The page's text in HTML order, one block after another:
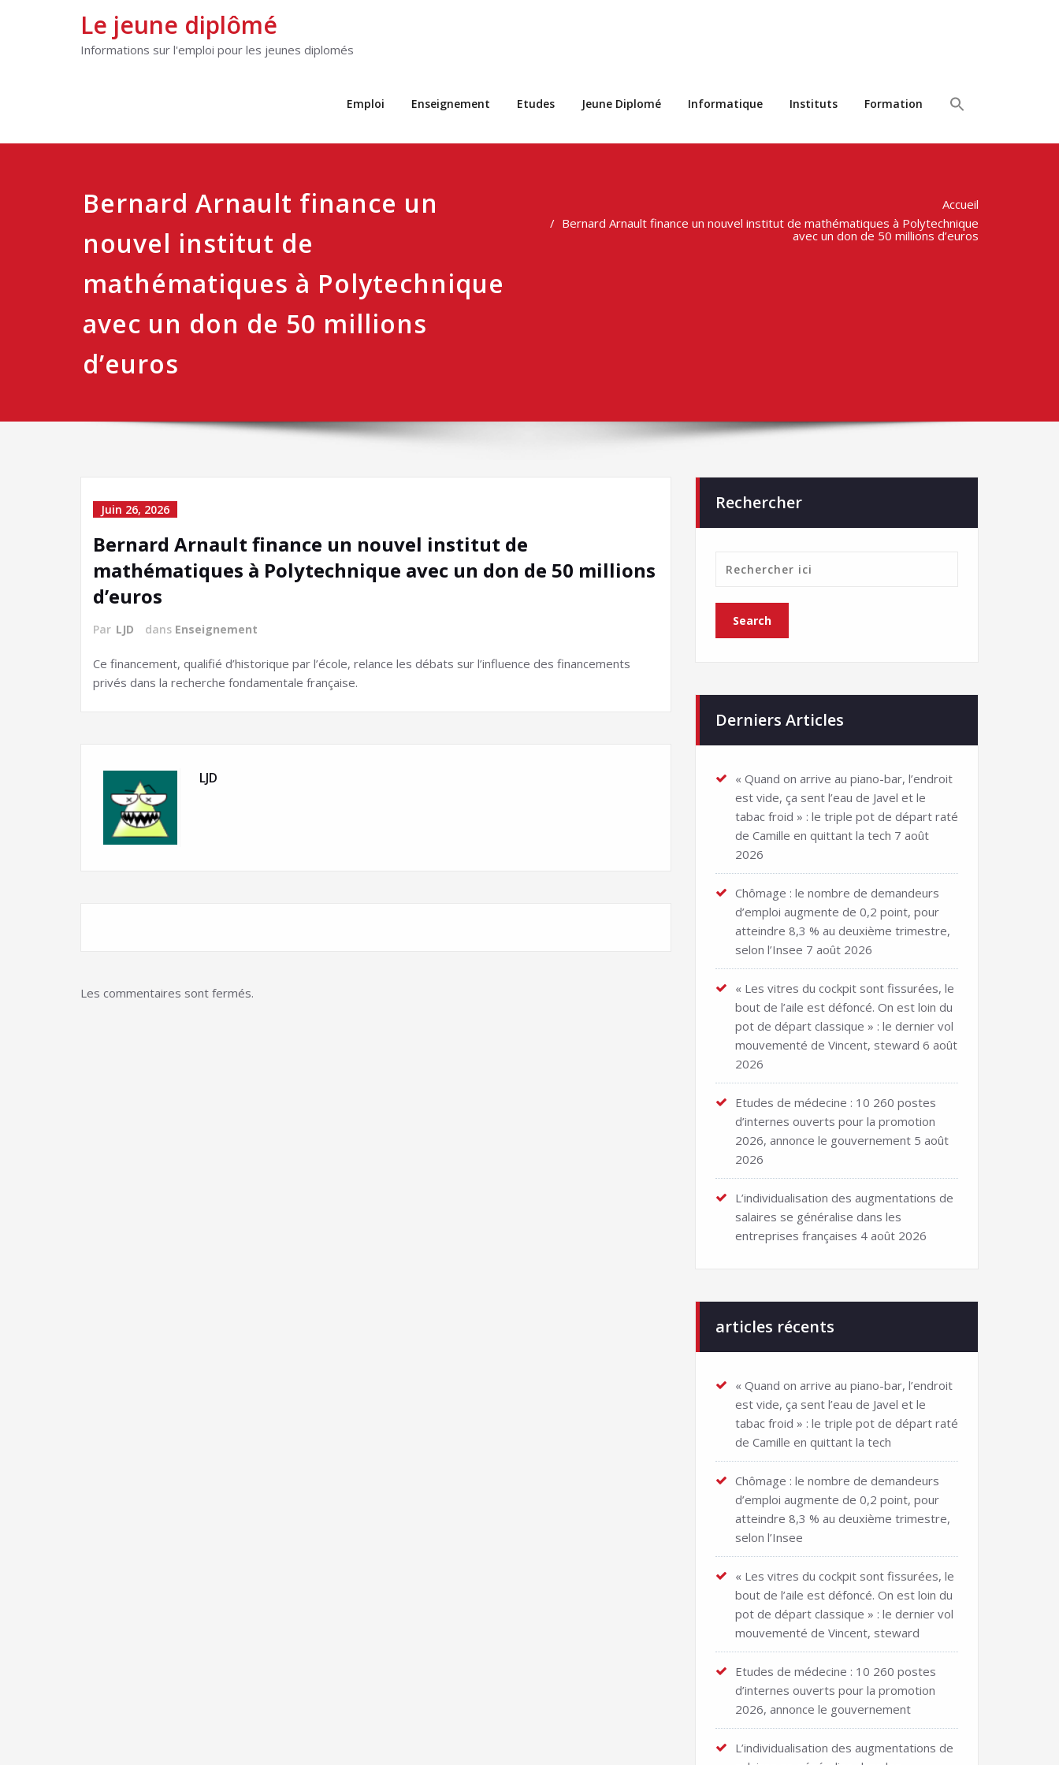
Le jeune diplômé
Informations sur l'emploi pour les jeunes diplomés
Emploi Enseignement Etudes Jeune Diplomé Informatique Instituts Formation
Bernard Arnault finance un
nouvel institut de
mathématiques à Polytechnique
avec un don de 50 millions
d’euros
Accueil
Bernard Arnault finance un nouvel institut de mathématiques à Polytechnique
avec un don de 50 millions d’euros
Juin 26, 2026
Bernard Arnault finance un nouvel institut de
mathématiques à Polytechnique avec un don de 50 millions
d’euros
Par LJD dans Enseignement
Ce financement, qualifié d’historique par l’école, relance les débats sur l’influence des financements
privés dans la recherche fondamentale française.
LJD
Les commentaires sont fermés.
Rechercher
Derniers Articles
« Quand on arrive au piano-bar, l’endroit
est vide, ça sent l’eau de Javel et le
tabac froid » : le triple pot de départ raté
de Camille en quittant la tech 7 août
2026
Chômage : le nombre de demandeurs
d’emploi augmente de 0,2 point, pour
atteindre 8,3 % au deuxième trimestre,
selon l’Insee 7 août 2026
« Les vitres du cockpit sont fissurées, le
bout de l’aile est défoncé. On est loin du
pot de départ classique » : le dernier vol
mouvementé de Vincent, steward 6 août
2026
Etudes de médecine : 10 260 postes
d’internes ouverts pour la promotion
2026, annonce le gouvernement 5 août
2026
L’individualisation des augmentations de
salaires se généralise dans les
entreprises françaises 4 août 2026
articles récents
« Quand on arrive au piano-bar, l’endroit
est vide, ça sent l’eau de Javel et le
tabac froid » : le triple pot de départ raté
de Camille en quittant la tech
Chômage : le nombre de demandeurs
d’emploi augmente de 0,2 point, pour
atteindre 8,3 % au deuxième trimestre,
selon l’Insee
« Les vitres du cockpit sont fissurées, le
bout de l’aile est défoncé. On est loin du
pot de départ classique » : le dernier vol
mouvementé de Vincent, steward
Etudes de médecine : 10 260 postes
d’internes ouverts pour la promotion
2026, annonce le gouvernement
L’individualisation des augmentations de